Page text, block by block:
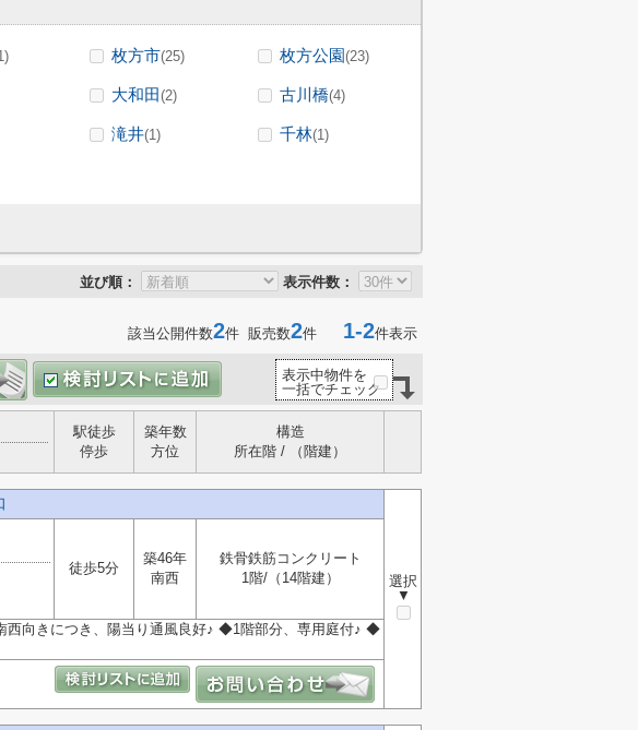
枚方市(25) 枚方公園(23)
大和田(2) 古川橋(4)
滝井(1) 千林(1)
並び順： 表示件数：
該当公開件数2件 販売数2件 1-2件表示
表示中物件を
一括でチェック
駅徒歩
停歩
築年数
方位
構造
所在階 / （階建）
選択
▼
徒歩5分
築46年
南西
鉄骨鉄筋コンクリート
1階/（14階建）
向きにつき、陽当り通風良好♪ ◆1階部分、専用庭付♪ ◆